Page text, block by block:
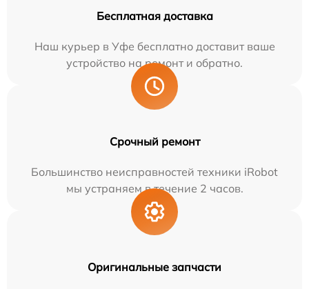
Бесплатная доставка
Наш курьер в Уфе бесплатно доставит ваше
устройство на ремонт и обратно.
Срочный ремонт
Большинство неисправностей техники iRobot
мы устраняем в течение 2 часов.
Оригинальные запчасти